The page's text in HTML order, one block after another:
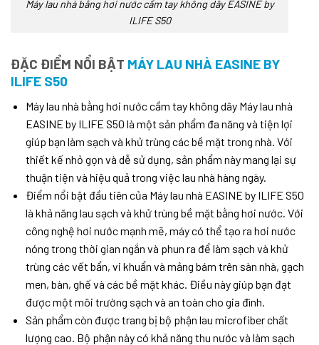
Máy lau nhà bằng hơi nước cầm tay không dây EASINE by
ILIFE S50
ĐẶC ĐIỂM NỔI BẬT MÁY LAU NHÀ EASINE BY
ILIFE S50
Máy lau nhà bằng hơi nước cầm tay không dây Máy lau nhà
EASINE by ILIFE S50 là một sản phẩm đa năng và tiện lợi
giúp bạn làm sạch và khử trùng các bề mặt trong nhà. Với
thiết kế nhỏ gọn và dễ sử dụng, sản phẩm này mang lại sự
thuận tiện và hiệu quả trong việc lau nhà hàng ngày.
Điểm nổi bật đầu tiên của Máy lau nhà EASINE by ILIFE S50
là khả năng lau sạch và khử trùng bề mặt bằng hơi nước. Với
công nghệ hơi nước mạnh mẽ, máy có thể tạo ra hơi nước
nóng trong thời gian ngắn và phun ra để làm sạch và khử
trùng các vết bẩn, vi khuẩn và mảng bám trên sàn nhà, gạch
men, bàn, ghế và các bề mặt khác. Điều này giúp bạn đạt
được một môi trường sạch và an toàn cho gia đình.
Sản phẩm còn được trang bị bộ phận lau microfiber chất
lượng cao. Bộ phận này có khả năng thu nước và làm sạch